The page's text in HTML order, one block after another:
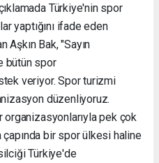
Türkiye'nin spor
yaptığını ifade eden
Aşkın Bak, "Sayın
bütün spor
veriyor. Spor turizmi
düzenliyoruz.
pek çok
çapında bir spor ülkesi haline
Türkiye'de